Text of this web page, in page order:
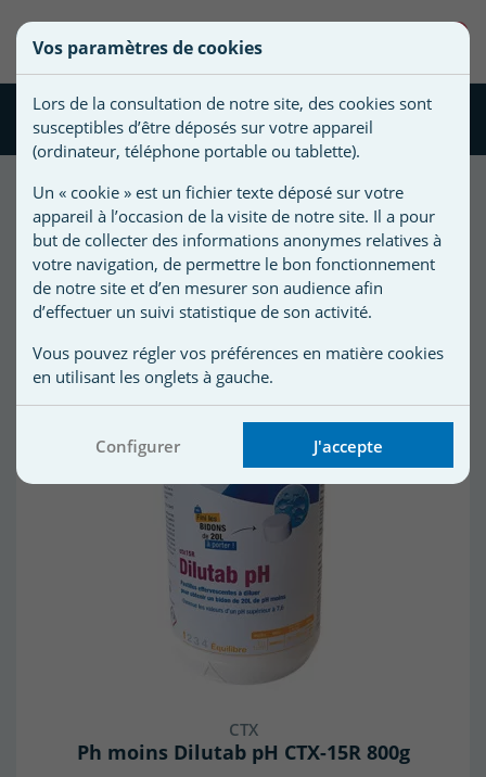
pH plus & pH moins
Affiner votre
recherche
13produit(s) trié(s) par :
Meilleures ventes
CTX
Ph moins Dilutab pH CTX-15R 800g
Créer une nouvelle liste
une
liste
Nom de
d'envies
((confirmMessage))
Vous
devez
être
connecté
pour
ajouter
des
produits
à
votre
liste
Vos paramètres de cookies
Lors de la consultation de notre site, des cookies sont
susceptibles d’être déposés sur votre appareil
(ordinateur, téléphone portable ou tablette).
Un « cookie » est un fichier texte déposé sur votre
appareil à l’occasion de la visite de notre site. Il a pour
but de collecter des informations anonymes relatives à
votre navigation, de permettre le bon fonctionnement
de notre site et d’en mesurer son audience afin
d’effectuer un suivi statistique de son activité.
Vous pouvez régler vos préférences en matière cookies
en utilisant les onglets à gauche.
Configurer J'accepte